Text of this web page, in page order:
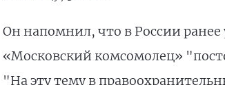
Он напомнил, что в России ранее
«Московский комсомолец»
"На эту тему в